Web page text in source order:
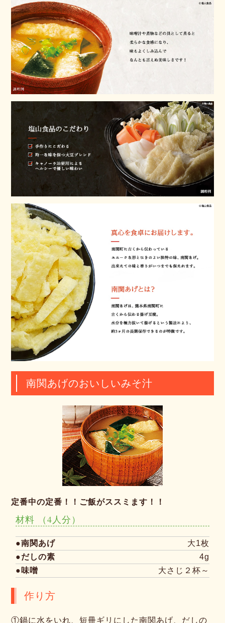
南関あげのおいしいみそ汁
定番中の定番！！ご飯がススミます！！
材料 （4人分）
●南関あげ
大1枚
●だしの素
4g
●味噌
大さじ２杯～
作り方
①鍋に水をいれ、短冊ギリにした南関あげ、だしの